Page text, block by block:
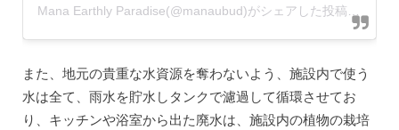
Mana Earthly Paradise(@manaubud)がシェアした投稿
また、地元の貴重な水資源を奪わないよう、施設内で使う
水は全て、雨水を貯水しタンクで濾過して循環させてお
り、キッチンや浴室から出た廃水は、施設内の植物の栽培